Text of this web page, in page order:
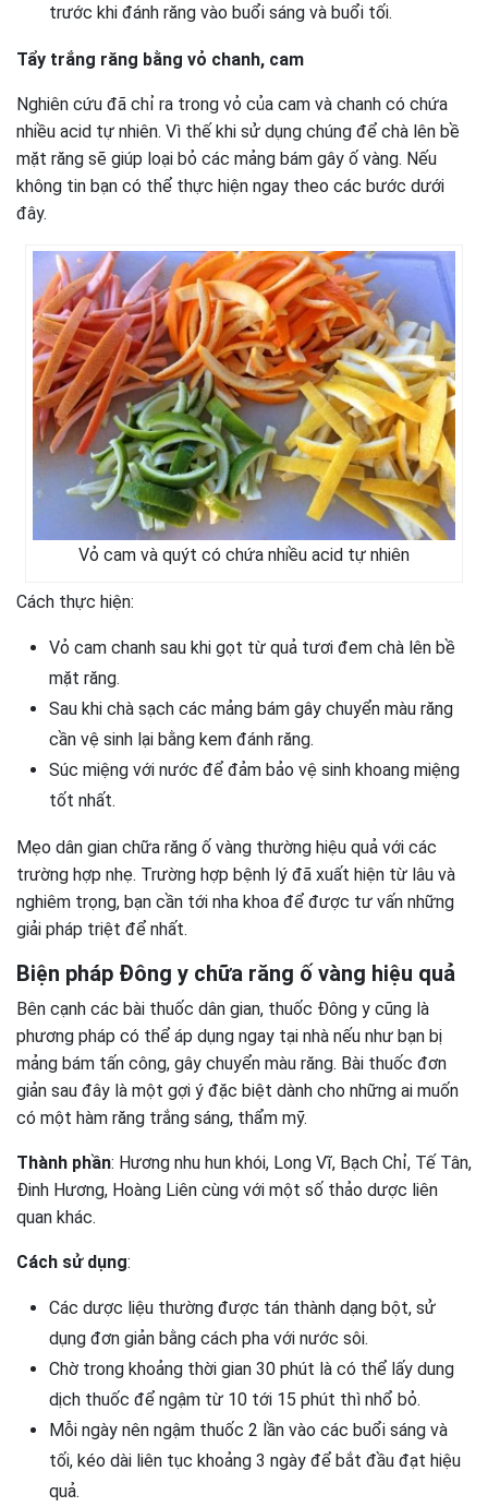
trước khi đánh răng vào buổi sáng và buổi tối.
Tẩy trắng răng bằng vỏ chanh, cam
Nghiên cứu đã chỉ ra trong vỏ của cam và chanh có chứa
nhiều acid tự nhiên. Vì thế khi sử dụng chúng để chà lên bề
mặt răng sẽ giúp loại bỏ các mảng bám gây ố vàng. Nếu
không tin bạn có thể thực hiện ngay theo các bước dưới
đây.
Vỏ cam và quýt có chứa nhiều acid tự nhiên
Cách thực hiện:
Vỏ cam chanh sau khi gọt từ quả tươi đem chà lên bề
mặt răng.
Sau khi chà sạch các mảng bám gây chuyển màu răng
cần vệ sinh lại bằng kem đánh răng.
Súc miệng với nước để đảm bảo vệ sinh khoang miệng
tốt nhất.
Mẹo dân gian chữa răng ố vàng thường hiệu quả với các
trường hợp nhẹ. Trường hợp bệnh lý đã xuất hiện từ lâu và
nghiêm trọng, bạn cần tới nha khoa để được tư vấn những
giải pháp triệt để nhất.
Biện pháp Đông y chữa răng ố vàng hiệu quả
Bên cạnh các bài thuốc dân gian, thuốc Đông y cũng là
phương pháp có thể áp dụng ngay tại nhà nếu như bạn bị
mảng bám tấn công, gây chuyển màu răng. Bài thuốc đơn
giản sau đây là một gợi ý đặc biệt dành cho những ai muốn
có một hàm răng trắng sáng, thẩm mỹ.
Thành phần: Hương nhu hun khói, Long Vĩ, Bạch Chỉ, Tế Tân,
Đinh Hương, Hoàng Liên cùng với một số thảo dược liên
quan khác.
Cách sử dụng:
Các dược liệu thường được tán thành dạng bột, sử
dụng đơn giản bằng cách pha với nước sôi.
Chờ trong khoảng thời gian 30 phút là có thể lấy dung
dịch thuốc để ngậm từ 10 tới 15 phút thì nhổ bỏ.
Mỗi ngày nên ngậm thuốc 2 lần vào các buổi sáng và
tối, kéo dài liên tục khoảng 3 ngày để bắt đầu đạt hiệu
quả.